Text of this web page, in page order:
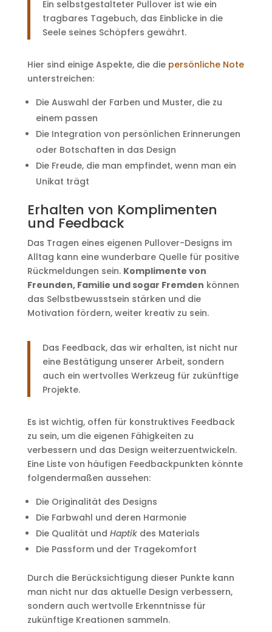
Ein selbstgestalteter Pullover ist wie ein
tragbares Tagebuch, das Einblicke in die
Seele seines Schöpfers gewährt.
Hier sind einige Aspekte, die die persönliche Note
unterstreichen:
Die Auswahl der Farben und Muster, die zu
einem passen
Die Integration von persönlichen Erinnerungen
oder Botschaften in das Design
Die Freude, die man empfindet, wenn man ein
Unikat trägt
Erhalten von Komplimenten
und Feedback
Das Tragen eines eigenen Pullover-Designs im
Alltag kann eine wunderbare Quelle für positive
Rückmeldungen sein. Komplimente von
Freunden, Familie und sogar Fremden können
das Selbstbewusstsein stärken und die
Motivation fördern, weiter kreativ zu sein.
Das Feedback, das wir erhalten, ist nicht nur
eine Bestätigung unserer Arbeit, sondern
auch ein wertvolles Werkzeug für zukünftige
Projekte.
Es ist wichtig, offen für konstruktives Feedback
zu sein, um die eigenen Fähigkeiten zu
verbessern und das Design weiterzuentwickeln.
Eine Liste von häufigen Feedbackpunkten könnte
folgendermaßen aussehen:
Die Originalität des Designs
Die Farbwahl und deren Harmonie
Die Qualität und Haptikdes Materials
Die Passform und der Tragekomfort
Durch die Berücksichtigung dieser Punkte kann
man nicht nur das aktuelle Design verbessern,
sondern auch wertvolle Erkenntnisse für
zukünftige Kreationen sammeln.